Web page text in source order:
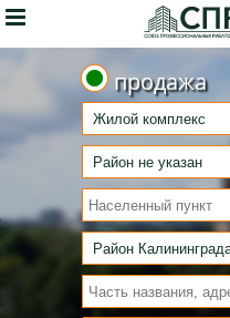

продажа